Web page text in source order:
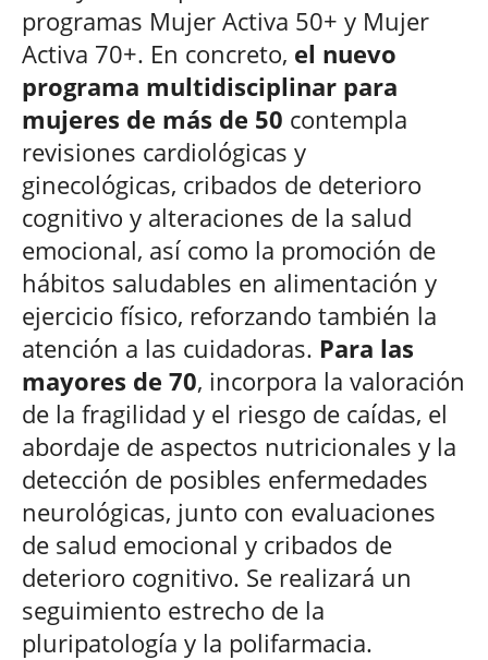
programas Mujer Activa 50+ y Mujer
Activa 70+. En concreto, el nuevo
programa multidisciplinar para
mujeres de más de 50 contempla
revisiones cardiológicas y
ginecológicas, cribados de deterioro
cognitivo y alteraciones de la salud
emocional, así como la promoción de
hábitos saludables en alimentación y
ejercicio físico, reforzando también la
atención a las cuidadoras. Para las
mayores de 70, incorpora la valoración
de la fragilidad y el riesgo de caídas, el
abordaje de aspectos nutricionales y la
detección de posibles enfermedades
neurológicas, junto con evaluaciones
de salud emocional y cribados de
deterioro cognitivo. Se realizará un
seguimiento estrecho de la
pluripatología y la polifarmacia.